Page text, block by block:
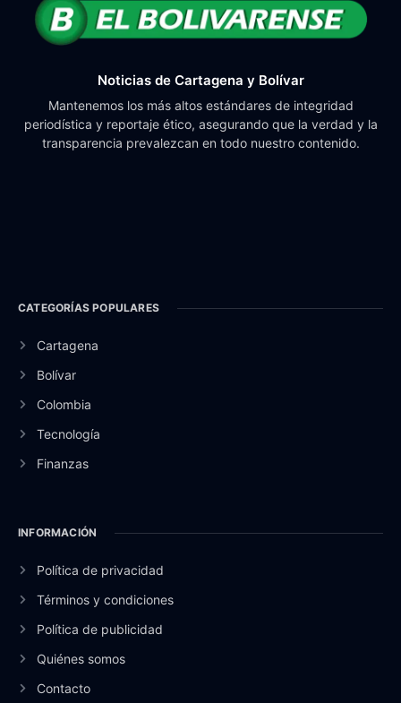
Noticias de Cartagena y Bolívar
Mantenemos los más altos estándares de integridad
periodística y reportaje ético, asegurando que la verdad y la
transparencia prevalezcan en todo nuestro contenido.
CATEGORÍAS POPULARES
Cartagena
Bolívar
Colombia
Tecnología
Finanzas
INFORMACIÓN
Política de privacidad
Términos y condiciones
Política de publicidad
Quiénes somos
Contacto